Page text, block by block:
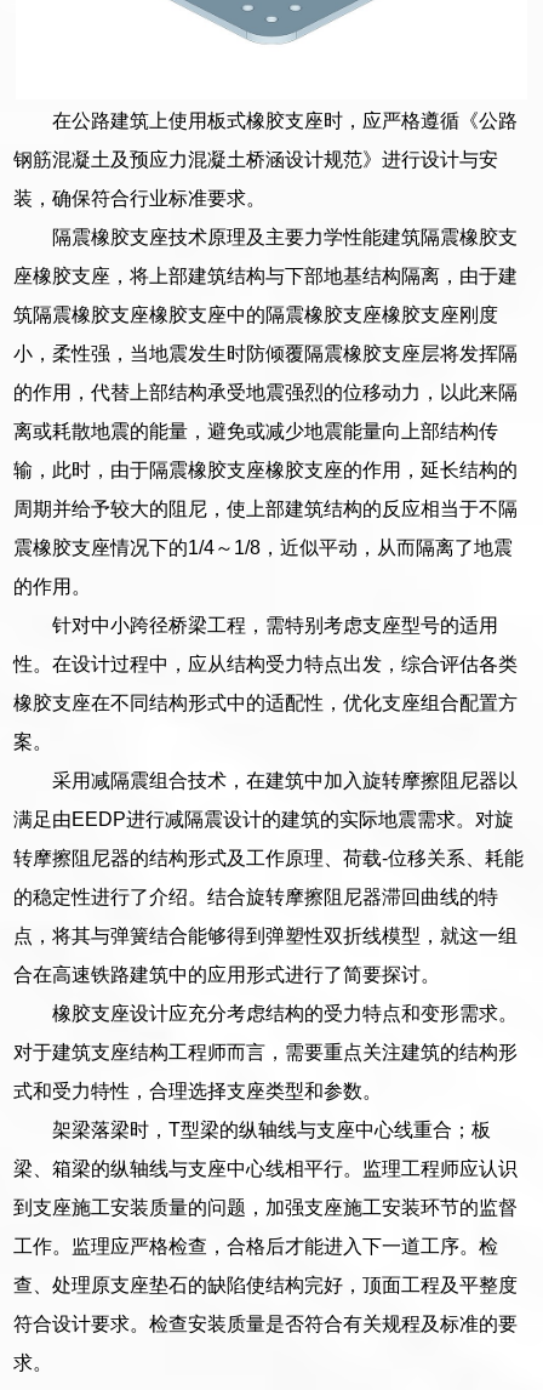
在公路建筑上使用板式橡胶支座时，应严格遵循《公路
钢筋混凝土及预应力混凝土桥涵设计规范》进行设计与安
装，确保符合行业标准要求。
隔震橡胶支座技术原理及主要力学性能建筑隔震橡胶支
座橡胶支座，将上部建筑结构与下部地基结构隔离，由于建
筑隔震橡胶支座橡胶支座中的隔震橡胶支座橡胶支座刚度
小，柔性强，当地震发生时防倾覆隔震橡胶支座层将发挥隔
的作用，代替上部结构承受地震强烈的位移动力，以此来隔
离或耗散地震的能量，避免或减少地震能量向上部结构传
输，此时，由于隔震橡胶支座橡胶支座的作用，延长结构的
周期并给予较大的阻尼，使上部建筑结构的反应相当于不隔
震橡胶支座情况下的1/4～1/8，近似平动，从而隔离了地震
的作用。
针对中小跨径桥梁工程，需特别考虑支座型号的适用
性。在设计过程中，应从结构受力特点出发，综合评估各类
橡胶支座在不同结构形式中的适配性，优化支座组合配置方
案。
采用减隔震组合技术，在建筑中加入旋转摩擦阻尼器以
满足由EEDP进行减隔震设计的建筑的实际地震需求。对旋
转摩擦阻尼器的结构形式及工作原理、荷载-位移关系、耗能
的稳定性进行了介绍。结合旋转摩擦阻尼器滞回曲线的特
点，将其与弹簧结合能够得到弹塑性双折线模型，就这一组
合在高速铁路建筑中的应用形式进行了简要探讨。
橡胶支座设计应充分考虑结构的受力特点和变形需求。
对于建筑支座结构工程师而言，需要重点关注建筑的结构形
式和受力特性，合理选择支座类型和参数。
架梁落梁时，T型梁的纵轴线与支座中心线重合；板
梁、箱梁的纵轴线与支座中心线相平行。监理工程师应认识
到支座施工安装质量的问题，加强支座施工安装环节的监督
工作。监理应严格检查，合格后才能进入下一道工序。检
查、处理原支座垫石的缺陷使结构完好，顶面工程及平整度
符合设计要求。检查安装质量是否符合有关规程及标准的要
求。